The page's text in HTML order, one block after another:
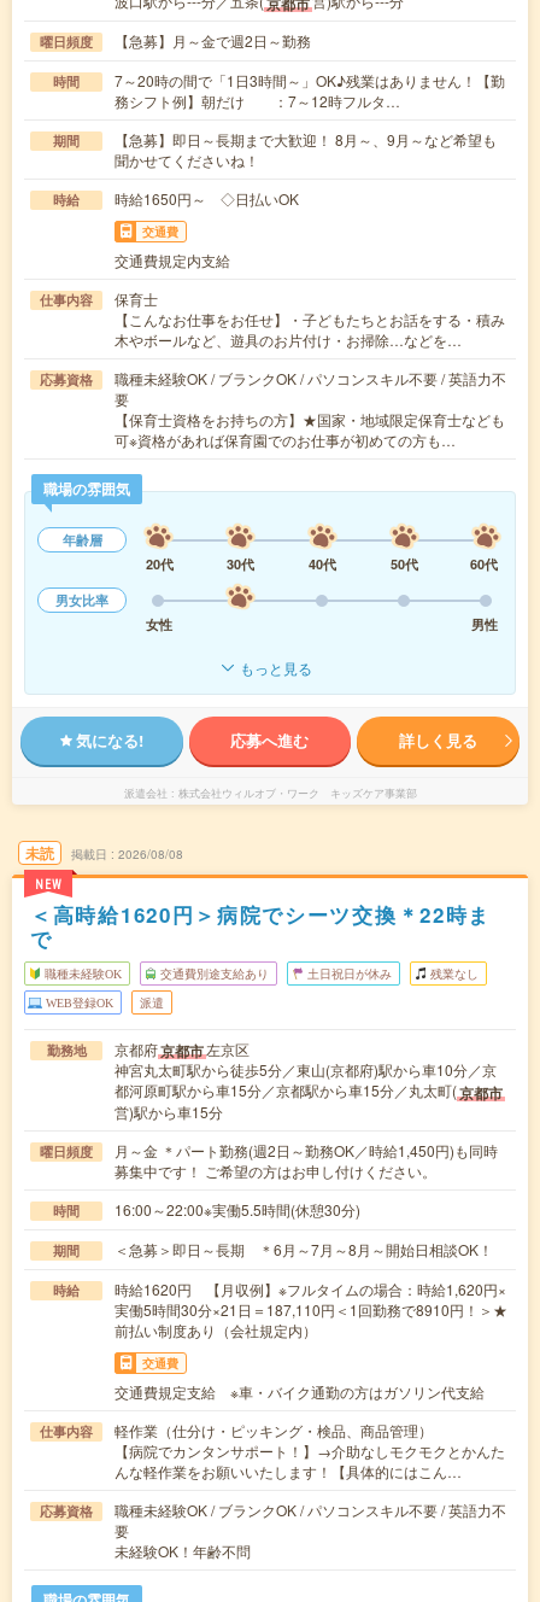
曜日頻度 【急募】月～金で週2日～勤務
時間
7～20時の間で「1日3時間～」OK♪残業はありません！【勤
務シフト例】朝だけ ：7～12時フルタ…
期間
【急募】即日～長期まで大歓迎！ 8月～、9月～など希望も
聞かせてくださいね！
時給 時給1650円～ ◇日払いOK
交通費
交通費規定内支給
仕事内容
保育士
【こんなお仕事をお任せ】・子どもたちとお話をする・積み
木やボールなど、遊具のお片付け・お掃除…などを…
応募資格
職種未経験OK / ブランクOK / パソコンスキル不要 / 英語力不
要
【保育士資格をお持ちの方】★国家・地域限定保育士なども
可※資格があれば保育園でのお仕事が初めての方も…
職場の雰囲気
年齢層
20代
30代 40代 50代
60代
男女比率
女性
男性
もっと見る
気になる! 応募へ進む 詳しく見る
派遣会社 株式会社ウィルオブ・ワーク キッズケア事業部
未読
NEW
掲載日 2026/08/08
＜高時給1620円＞病院でシーツ交換＊22時ま
で
職種未経験OK 交通費別途支給あり 土日祝日が休み 残業なし
WEB登録OK 派遣
勤務地 京都府京都市左京区
神宮丸太町駅から徒歩5分／東山(京都府)駅から車10分／京
都河原町駅から車15分／京都駅から車15分／丸太町(京都市
営)駅から車15分
曜日頻度
月～金 ＊パート勤務(週2日～勤務OK／時給1,450円)も同時
募集中です！ ご希望の方はお申し付けください。
時間 16:00～22:00※実働5.5時間(休憩30分)
期間 ＜急募＞即日～長期 ＊6月～7月～8月～開始日相談OK！
時給
時給1620円 【月収例】※フルタイムの場合：時給1,620円×
実働5時間30分×21日＝187,110円＜1回勤務で8910円！＞★
前払い制度あり（会社規定内）
交通費
交通費規定支給 ※車・バイク通勤の方はガソリン代支給
仕事内容
軽作業（仕分け・ピッキング・検品、商品管理）
【病院でカンタンサポート！】→介助なしモクモクとかんた
んな軽作業をお願いいたします！【具体的にはこん…
応募資格
職種未経験OK / ブランクOK / パソコンスキル不要 / 英語力不
要
未経験OK！年齢不問